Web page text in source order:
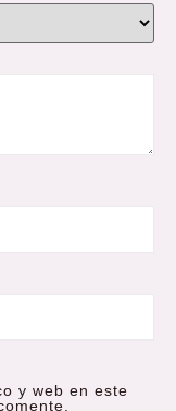
y web en este